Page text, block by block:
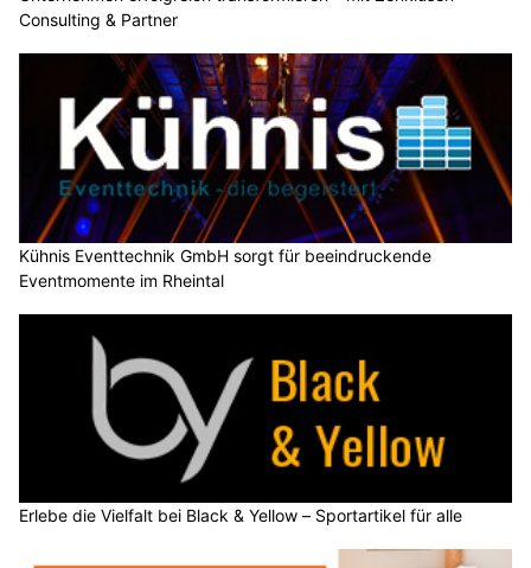
Consulting & Partner
Kühnis Eventtechnik GmbH sorgt für beeindruckende
Eventmomente im Rheintal
Erlebe die Vielfalt bei Black & Yellow – Sportartikel für alle